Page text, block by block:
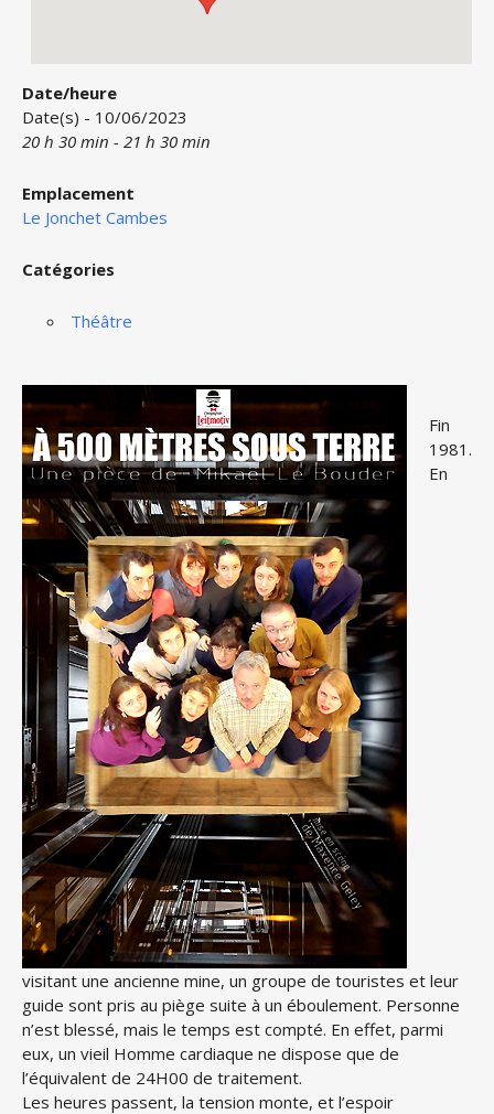
Date/heure
Date(s) - 10/06/2023
20 h 30 min - 21 h 30 min
Emplacement
Le Jonchet Cambes
Catégories
Théâtre
Fin
1981.
En
visitant une ancienne mine, un groupe de touristes et leur
guide sont pris au piège suite à un éboulement. Personne
n’est blessé, mais le temps est compté. En effet, parmi
eux, un vieil Homme cardiaque ne dispose que de
l’équivalent de 24H00 de traitement.
Les heures passent, la tension monte, et l’espoir